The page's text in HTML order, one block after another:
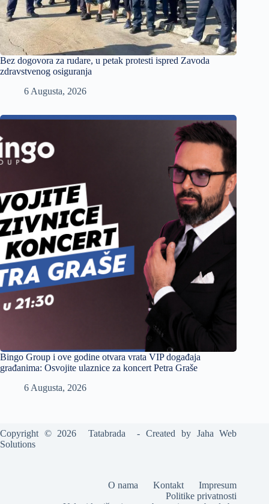
Bez dogovora za rudare, u petak protesti ispred Zavoda
zdravstvenog osiguranja
6 Augusta, 2026
Bingo Group i ove godine otvara vrata VIP događaja
građanima: Osvojite ulaznice za koncert Petra Graše
6 Augusta, 2026
Copyright © 2026 Tatabrada - Created by Jaha Web
Solutions
O nama Kontakt
Impresum
Politike privatnosti